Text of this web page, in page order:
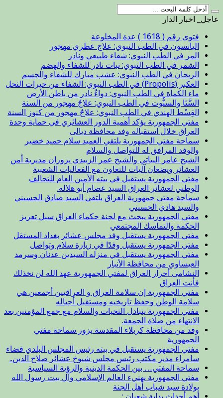
عاجل_ اخبار الدار
فتوى رقم ( 1618 ) عدة المخلوعة
اليانسون في الطب النبوي: علاج عطري مهجور
المر في الطب النبوي: شفاء طبيعي ونادر
الشمر في الطب النبوي: نبات نادر للشفاء والهضم
الريحان في الطب النبوي: عشب مبارك للشفاء والجسم
العكبر (Propolis) في الطب النبوي: الشفاء من خيرات النحل
ماء الكمأة في الطب النبوي: دواءٌ نادر من باطن الأرض
السَّنَا والسنُّوت في الطب النبوي: علاجٌ مهجور من السنة
القِسْط الهندي في الطب النبوي: علاجٌ مهجور من كنوز السنة
مفتي الجمهورية يؤكد أهمية الدور العشائري في حماية وحدة
العراق خلال استقباله وفد محافظة ديالى
سماحة مفتي الجمهورية يلتقي العميد سلام حميد خضير
والوفد المرافق له للتواصل والسلام
الشيخ عامر البياتي والشيخ عمر الزبيدي يزوران مديرية أمن
العشائر ويضعان آليات للتعاون مع الفعاليات الشعبية
مفتي الجمهورية يستقبل في بيته الأمين العام للتحالف
الوطني لعشائر العراق السيد عصام أبو هلاله.
سماحة مفتي جمهورية العراق يلتقي السيد صادق الحسيني
والسيد هادي الحسيني
مفتي الجمهورية يبحث مع لجنة حكماء العراق سبل تعزيز
الحكمة والتماسك المجتمعي
مفتي الجمهورية يستقبل وفد مجلس عشائر بغداد المستقل
مفتي الجمهورية يستقبل وفدًا في زيارة سلام وتواصل
مفتي الجمهورية يستقبل في منزله السيدين عدنان وسرمد
العيساوي من محافظة الأنبار
النشامى أحرار العراق لمفتي الجمهورية عهد الله لن نخذلك
فأنت العراق
مفتي الجمهورية إن سلامة العراق و العراقيين أجمعين هي
سلامة الوطن وحفظ تاريخيه ومستقبل أجياله
مفتي الجمهورية يتبادل التحيات والسلام مع جمع المؤمنين بعد
الانتهاء من صلاة الجمعة.
وفد من محافظة كربلاء المقدسة يزور سماحة مفتي
الجمهورية
مفتي الجمهورية يستقبل في بيته رئيس المجلس البلدي قضاء
سامراء مدير مكتب رئيس مجلس شيوخ عشائر صلاح الدين..
سماحة المفتي… بين الحكمة الدينية والرؤية السياسية
مفتي الجمهورية يهنيء العالم الإسلامي وآل بيت رسول الله
بولادة سيد شباب أهل الجنة